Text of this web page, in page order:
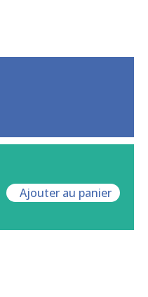
Ajouter au panier